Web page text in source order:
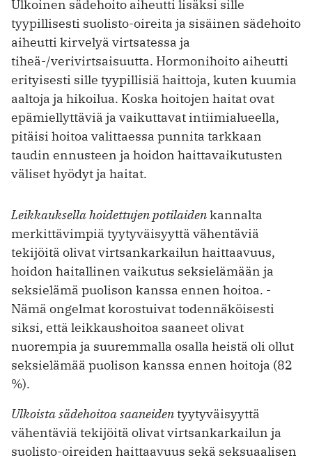
Ulkoinen sädehoito aiheutti lisäksi sille
tyypillisesti suolisto-oireita ja sisäinen sädehoito
aiheutti kirvelyä virtsatessa ja
tiheä-/verivirtsaisuutta. Hormonihoito aiheutti
erityisesti sille tyypillisiä haittoja, kuten kuumia
aaltoja ja hikoilua. Koska hoitojen haitat ovat
epämiellyttäviä ja vaikuttavat intiimialueella,
pitäisi hoitoa valittaessa punnita tarkkaan
taudin ennusteen ja hoidon haittavaikutusten
väliset hyödyt ja haitat.
Leikkauksella hoidettujen potilaidenkannalta
merkittävimpiä tyytyväisyyttä vähentäviä
tekijöitä olivat virtsankarkailun haittaavuus,
hoidon haitallinen vaikutus seksielämään ja
seksielämä puolison kanssa ennen hoitoa. ­
Nämä ongelmat korostuivat todennäköisesti
siksi, että leikkaushoitoa saaneet olivat
nuorempia ja suuremmalla osalla heistä oli ollut
seksielämää puolison kanssa ennen hoitoja (82
%).
Ulkoista sädehoitoa saaneidentyytyväisyyttä
vähentäviä tekijöitä olivat virtsankarkailun ja
suolisto-oireiden haittaavuus sekä seksuaalisen